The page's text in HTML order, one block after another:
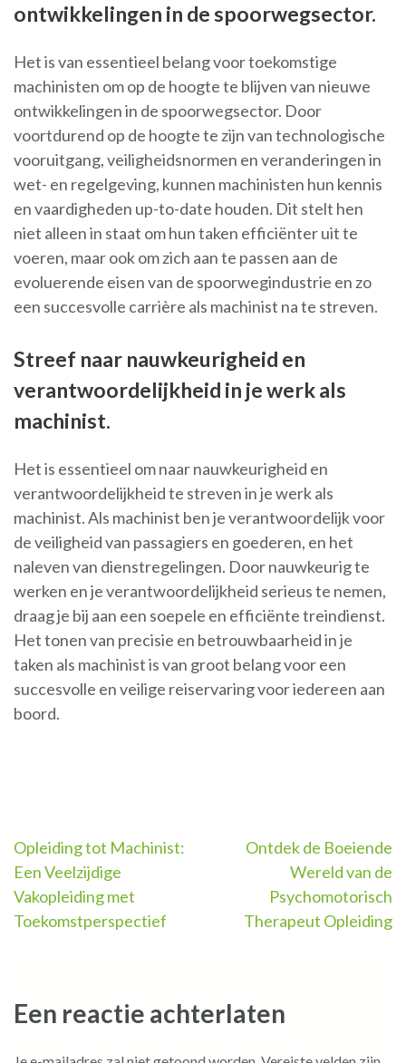
ontwikkelingen in de spoorwegsector.
Het is van essentieel belang voor toekomstige
machinisten om op de hoogte te blijven van nieuwe
ontwikkelingen in de spoorwegsector. Door
voortdurend op de hoogte te zijn van technologische
vooruitgang, veiligheidsnormen en veranderingen in
wet- en regelgeving, kunnen machinisten hun kennis
en vaardigheden up-to-date houden. Dit stelt hen
niet alleen in staat om hun taken efficiënter uit te
voeren, maar ook om zich aan te passen aan de
evoluerende eisen van de spoorwegindustrie en zo
een succesvolle carrière als machinist na te streven.
Streef naar nauwkeurigheid en
verantwoordelijkheid in je werk als
machinist.
Het is essentieel om naar nauwkeurigheid en
verantwoordelijkheid te streven in je werk als
machinist. Als machinist ben je verantwoordelijk voor
de veiligheid van passagiers en goederen, en het
naleven van dienstregelingen. Door nauwkeurig te
werken en je verantwoordelijkheid serieus te nemen,
draag je bij aan een soepele en efficiënte treindienst.
Het tonen van precisie en betrouwbaarheid in je
taken als machinist is van groot belang voor een
succesvolle en veilige reiservaring voor iedereen aan
boord.
Berichtnavigatie
Opleiding tot Machinist:
Een Veelzijdige
Vakopleiding met
Toekomstperspectief
Ontdek de Boeiende
Wereld van de
Psychomotorisch
Therapeut Opleiding
Een reactie achterlaten